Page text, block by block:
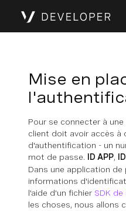
Mise en
Pour se connecter à
client doit avoir accès à
d'authentification - un
mot de passe.
ID APP,
Dans une application
informations
l'aide d'un fichier SDK de
les choses, nous allons